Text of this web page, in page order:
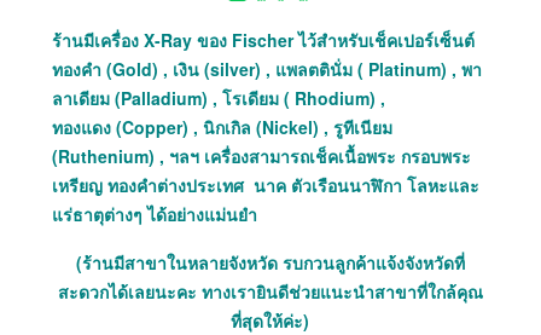
ร้านมีเครื่อง X-Ray ของ Fischer ไว้สำหรับเช็คเปอร์เซ็นต์
ทองคำ (Gold) , เงิน (silver) , แพลตตินั่ม ( Platinum) , พา
ลาเดียม (Palladium) , โรเดียม ( Rhodium) ,
ทองแดง (Copper) , นิกเกิล (Nickel) , รูทีเนียม
(Ruthenium) , ฯลฯ เครื่องสามารถเช็คเนื้อพระ กรอบพระ
เหรียญ ทองคำต่างประเทศ นาค ตัวเรือนนาฬิกา โลหะและ
แร่ธาตุต่างๆ ได้อย่างแม่นยำ
(ร้านมีสาขาในหลายจังหวัด รบกวนลูกค้าแจ้งจังหวัดที่
สะดวกได้เลยนะคะ ทางเรายินดีช่วยแนะนำสาขาที่ใกล้คุณ
ที่สุดให้ค่ะ)